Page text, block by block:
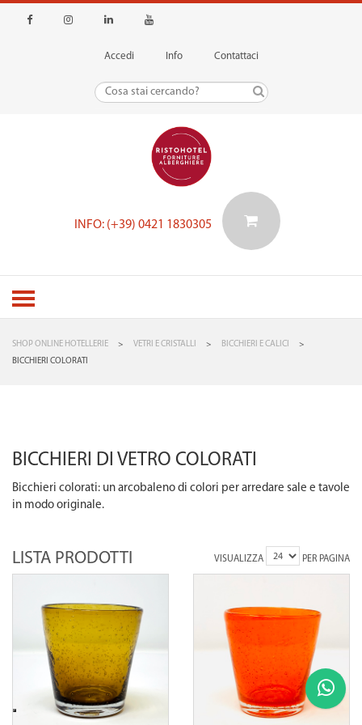
Accedi Info Contattaci
INFO: (+39) 0421 1830305
SHOP ONLINE HOTELLERIE > VETRI E CRISTALLI > BICCHIERI E CALICI
>
BICCHIERI COLORATI
BICCHIERI DI VETRO COLORATI
Bicchieri colorati: un arcobaleno di colori per arredare sale e tavole
in modo originale.
LISTA PRODOTTI VISUALIZZA PER PAGINA